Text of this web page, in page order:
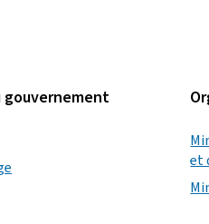
gouvernement
et